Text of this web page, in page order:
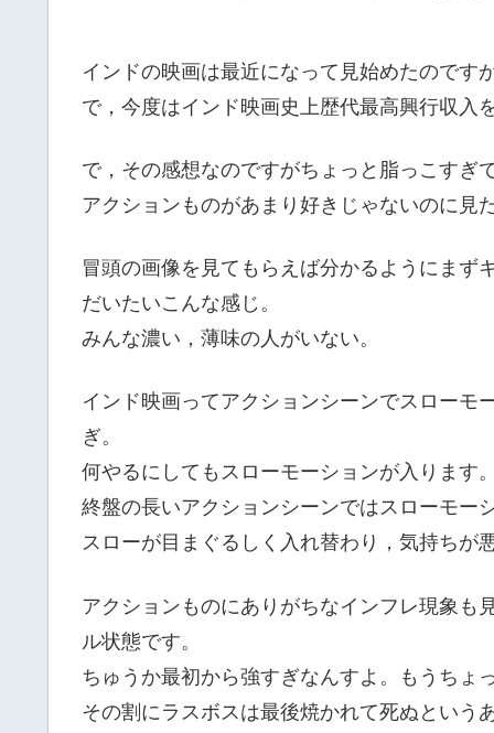
インドの映画は最近になって見始めたのです
で，今度はインド映画史上歴代最高興行収入
で，その感想なのですがちょっと脂っこすぎ
アクションものがあまり好きじゃないのに見
冒頭の画像を見てもらえば分かるようにまず
だいたいこんな感じ。
みんな濃い，薄味の人がいない。
インド映画ってアクションシーンでスローモ
ぎ。
何やるにしてもスローモーションが入ります
終盤の長いアクションシーンではスローモー
スローが目まぐるしく入れ替わり，気持ちが
アクションものにありがちなインフレ現象も
ル状態です。
ちゅうか最初から強すぎなんすよ。もうちょ
その割にラスボスは最後焼かれて死ぬという